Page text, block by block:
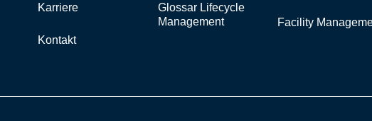
Karriere
Kontakt
Glossar Lifecycle
Management
Facility